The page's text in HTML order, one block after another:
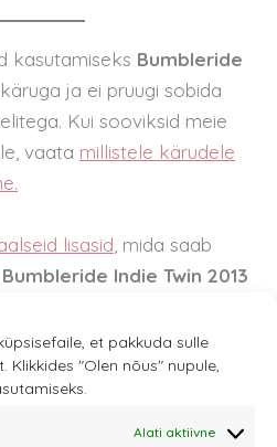
et pakkuda sulle
"Olen nõus" nupule,
Alati aktiivne
kasutamiseks Bumbleride
ja ei pruugi sobida
Kui sooviksid meie
vaata millistele kärudele
lisasid , mida saab
Bumbleride Indie Twin 2013